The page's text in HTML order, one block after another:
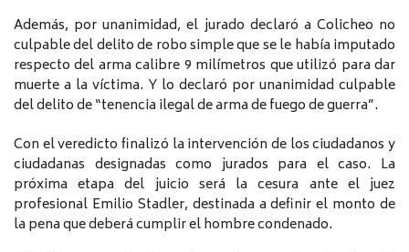
Además, por unanimidad, el jurado declaró a Colicheo no
culpable del delito de robo simple que se le había imputado
respecto del arma calibre 9 milímetros que utilizó para dar
muerte a la víctima. Y lo declaró por unanimidad culpable
del delito de “tenencia ilegal de arma de fuego de guerra”.
Con el veredicto finalizó la intervención de los ciudadanos y
ciudadanas designadas como jurados para el caso. La
próxima etapa del juicio será la cesura ante el juez
profesional Emilio Stadler, destinada a definir el monto de
la pena que deberá cumplir el hombre condenado.